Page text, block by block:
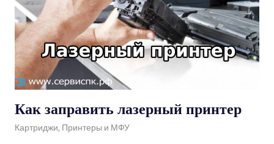
Как заправить лазерный принтер
21.01.2021
admin
Картриджи, Принтеры и МФУ